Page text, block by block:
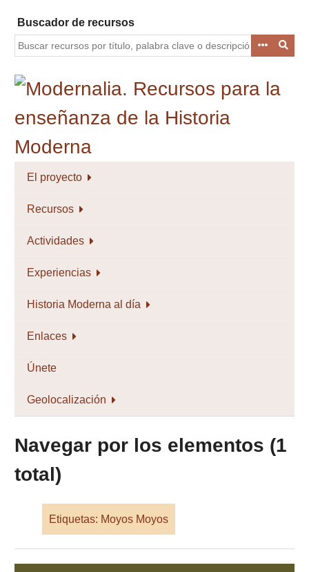
contenido
principal
Buscador de recursos
El proyecto
Recursos
Actividades
Experiencias
Historia Moderna al día
Enlaces
Únete
Geolocalización
Navegar por los elementos (1
total)
Etiquetas: Moyos Moyos